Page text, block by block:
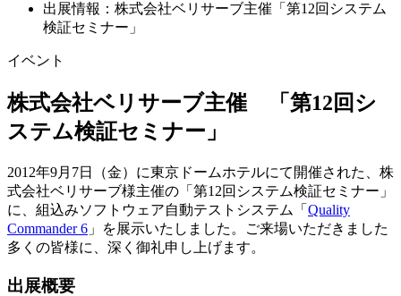
出展情報：株式会社ベリサーブ主催「第12回システム
検証セミナー」
イベント
株式会社ベリサーブ主催
「第12回シ
ステム検証セミナー」
2012年9月7日（金）に東京ドームホテルにて開催された、株
式会社ベリサーブ様主催の「第12回システム検証セミナー」
に、組込みソフトウェア自動テストシステム「 Quality
Commander 6 」を展示いたしました。ご来場いただきました
多くの皆様に、深く御礼申し上げます。
出展概要